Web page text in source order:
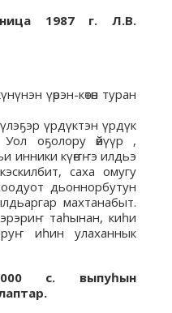
1987 г. Л.В.
үөрэн-көтөн туран
үрдүктэн үрдүк
Уол оҕолору өйүүр ,
инники күөҥҥэ илдьэ
саха омугу
дьоннорбутун
махтанабыт.
таһынан, киһи
иһин улаханнык
с. выпуһын